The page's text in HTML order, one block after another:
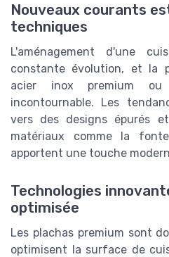
Nouveaux courants
techniques
L'aménagement d'une
constante évolution, et la
acier inox premium
incontournable. Les
vers des designs épurés
matériaux comme la
apportent une touche
Technologies
optimisée
Les plachas premium sont
optimisent la surface de